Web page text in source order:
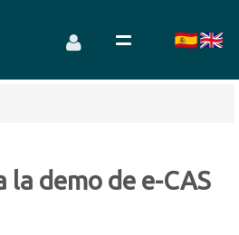
la demo de e-CAS